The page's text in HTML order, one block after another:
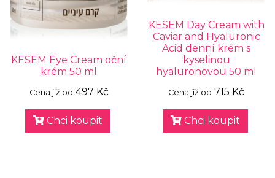
KESEM Eye Cream oční
krém 50 ml
Cena již od 497 Kč
Chci koupit
KESEM Day Cream with
Caviar and Hyaluronic
Acid denní krém s
kyselinou
hyaluronovou 50 ml
Cena již od 715 Kč
Chci koupit